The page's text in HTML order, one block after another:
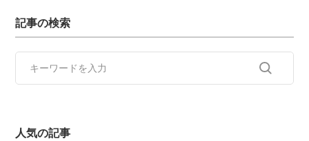
記事の検索
人気の記事